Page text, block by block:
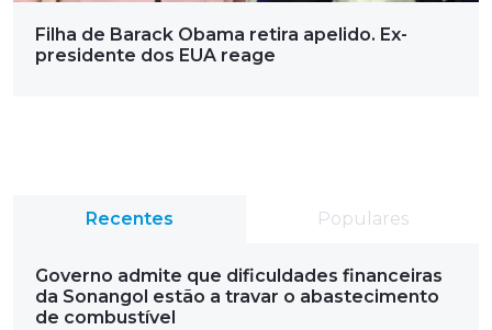
Filha de Barack Obama retira apelido. Ex-
presidente dos EUA reage
Recentes Populares
Governo admite que dificuldades financeiras
da Sonangol estão a travar o abastecimento
de combustível